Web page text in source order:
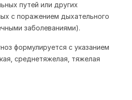
путей или других
с поражением дыхательного
заболеваниями).
формулируется с указанием
среднетяжелая, тяжелая